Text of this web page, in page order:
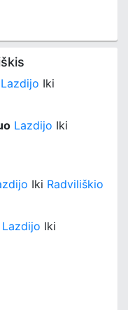
Lazdijo Iki
Lazdijo Iki
Iki Radviliškio
Lazdijo Iki